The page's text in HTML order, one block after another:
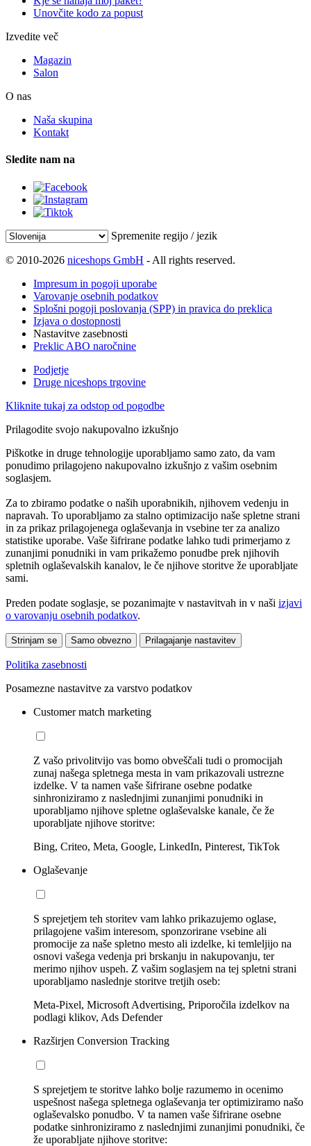
Unovčite kodo za popust
Izvedite več
Magazin
Salon
O nas
Naša skupina
Kontakt
Sledite nam na
Spremenite regijo / jezik
© 2010-2026 niceshops GmbH - All rights reserved.
Impresum in pogoji uporabe
Varovanje osebnih podatkov
Splošni pogoji poslovanja (SPP) in pravica do preklica
Izjava o dostopnosti
Nastavitve zasebnosti
Preklic ABO naročnine
Podjetje
Druge niceshops trgovine
Kliknite tukaj za odstop od pogodbe
Prilagodite svojo nakupovalno izkušnjo
Piškotke in druge tehnologije uporabljamo samo zato, da vam
ponudimo prilagojeno nakupovalno izkušnjo z vašim osebnim
soglasjem.
Za to zbiramo podatke o naših uporabnikih, njihovem vedenju in
napravah. To uporabljamo za stalno optimizacijo naše spletne strani
in za prikaz prilagojenega oglaševanja in vsebine ter za analizo
statistike uporabe. Vaše šifrirane podatke lahko tudi primerjamo z
zunanjimi ponudniki in vam prikažemo ponudbe prek njihovih
spletnih oglaševalskih kanalov, le če njihove storitve že uporabljate
sami.
Preden podate soglasje, se pozanimajte v nastavitvah in v naši izjavi
o varovanju osebnih podatkov.
Strinjam se Samo obvezno Prilagajanje nastavitev
Politika zasebnosti
Posamezne nastavitve za varstvo podatkov
Customer match marketing
Z vašo privolitvijo vas bomo obveščali tudi o promocijah
zunaj našega spletnega mesta in vam prikazovali ustrezne
izdelke. V ta namen vaše šifrirane osebne podatke
sinhroniziramo z naslednjimi zunanjimi ponudniki in
uporabljamo njihove spletne oglaševalske kanale, če že
uporabljate njihove storitve:
Bing, Criteo, Meta, Google, LinkedIn, Pinterest, TikTok
Oglaševanje
S sprejetjem teh storitev vam lahko prikazujemo oglase,
prilagojene vašim interesom, sponzorirane vsebine ali
promocije za naše spletno mesto ali izdelke, ki temleljijo na
osnovi vašega vedenja pri brskanju in nakupovanju, ter
merimo njihov uspeh. Z vašim soglasjem na tej spletni strani
uporabljamo naslednje storitve tretjih oseb:
Meta-Pixel, Microsoft Advertising, Priporočila izdelkov na
podlagi klikov, Ads Defender
Razširjen Conversion Tracking
S sprejetjem te storitve lahko bolje razumemo in ocenimo
uspešnost našega spletnega oglaševanja ter optimiziramo našo
oglaševalsko ponudbo. V ta namen vaše šifrirane osebne
podatke sinhroniziramo z naslednjimi zunanjimi ponudniki, če
že uporabljate njihove storitve: